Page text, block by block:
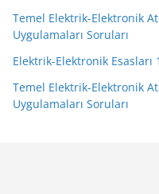
Temel Elektrik-Elektronik
Uygulamaları Soruları
Elektrik-Elektronik Esasları
Temel Elektrik-Elektronik
Uygulamaları Soruları